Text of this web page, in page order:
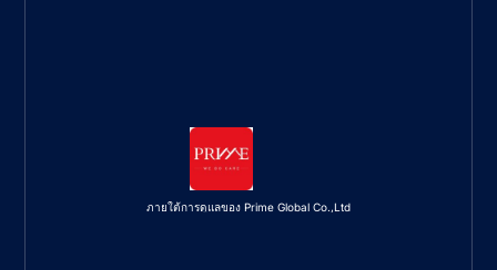
ภายใต้การดูแลของ Prime Global Co.,Ltd